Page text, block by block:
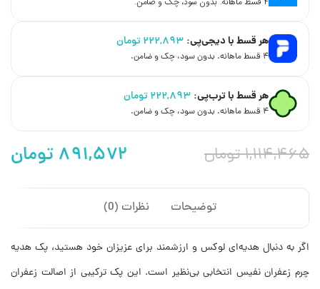
هر قسط با دیجی‌پی: ۲۲۲,۸۹۳تومان
۴ قسط ماهانه. بدون سود، چک و ضامن.
هر قسط با ترب‌پی: ۲۲۲,۸۹۳تومان
۴ قسط ماهانه. بدون سود، چک و ضامن.
۱,۱۱۴,۴۶۵تومان ۸۹۱,۵۷۲ تومان
توضیحات نظرات (0)
اگر به دنبال هدیه‌ای لوکس و ارزشمند برای عزیزان خود هستید، پک هدیه
چرم زعفران نفیس انتخابی بی‌نظیر است. این پک ترکیبی از اصالت زعفران